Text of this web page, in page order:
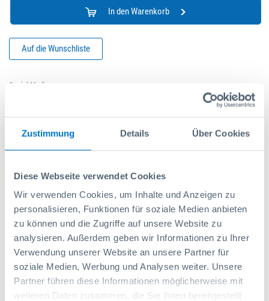
Zustimmung Details Über Cookies
Diese Webseite verwendet Cookies
Wir verwenden Cookies, um Inhalte und Anzeigen zu
personalisieren, Funktionen für soziale Medien anbieten
zu können und die Zugriffe auf unsere Website zu
analysieren. Außerdem geben wir Informationen zu Ihrer
Verwendung unserer Website an unsere Partner für
soziale Medien, Werbung und Analysen weiter. Unsere
Partner führen diese Informationen möglicherweise mit
weiteren Daten zusammen, die Sie ihnen bereitgestellt
In den Warenkorb
Auf die Wunschliste
Social Media
Der Trennblech-Einsatz 340 ermöglicht die Unterteilung des
Metallkoffers KM 340 mit Schlitztrennblechen und
Trennblechen. Die so entstehende Teilbereiche sorgen für
Ordnung und Übersichtlichkeit innerhalb des Metallkoffers.
Technische Details